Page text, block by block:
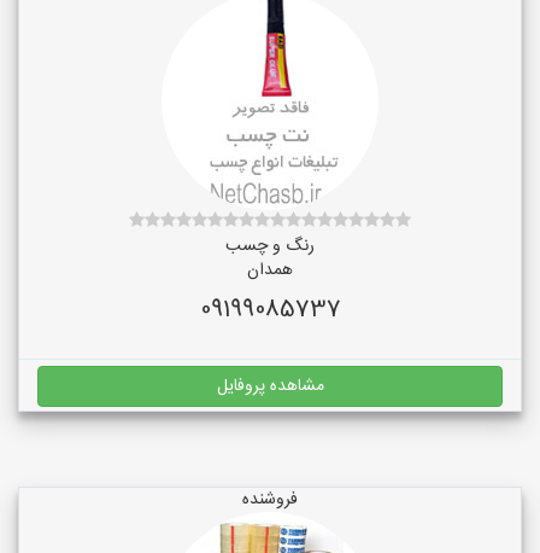
رنگ و چسب
همدان
09199085737
مشاهده پروفایل
فروشنده